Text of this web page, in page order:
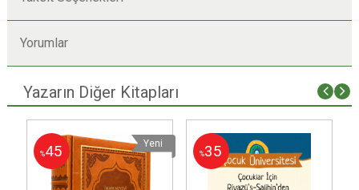
Yorumlar
Yazarın Diğer Kitapları
%45 Yeni
%35